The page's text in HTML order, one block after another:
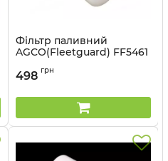
Фільтр паливний
AGCO(Fleetguard) FF5461
498 грн